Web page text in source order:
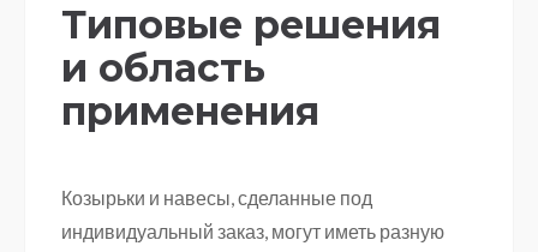
Типовые решения
и область
применения
Козырьки и навесы, сделанные под
индивидуальный заказ, могут иметь разную